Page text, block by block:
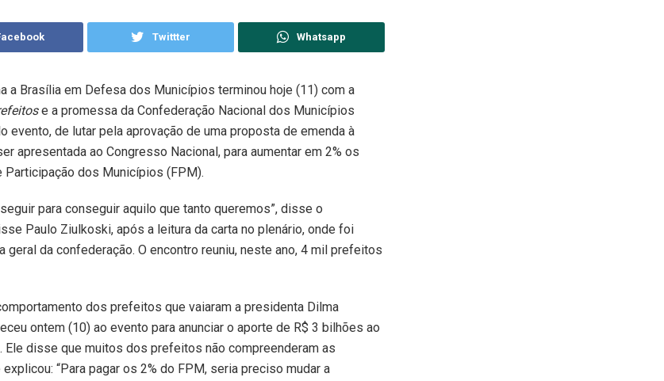
Twittter Whatsapp
a Brasília em Defesa dos Municípios terminou hoje (11) com a
e a promessa da Confederação Nacional dos Municípios
evento, de lutar pela aprovação de uma proposta de emenda à
apresentada ao Congresso Nacional, para aumentar em 2% os
Participação dos Municípios (FPM).
para conseguir aquilo que tanto queremos”, disse o
Paulo Ziulkoski, após a leitura da carta no plenário, onde foi
geral da confederação. O encontro reuniu, neste ano, 4 mil prefeitos
dos prefeitos que vaiaram a presidenta Dilma
ontem (10) ao evento para anunciar o aporte de R$ 3 bilhões ao
Ele disse que muitos dos prefeitos não compreenderam as
“Para pagar os 2% do FPM, seria preciso mudar a